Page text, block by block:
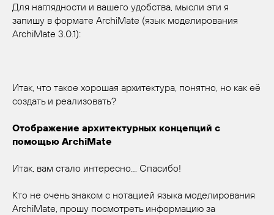
Для наглядности и вашего удобства, мысли эти я
запишу в формате ArchiMate (язык моделирования
ArchiMate 3.0.1):
Итак, что такое хорошая архитектура, понятно, но как её
создать и реализовать?
Отображение архитектурных концепций с
помощью ArchiMate
Итак, вам стало интересно… Спасибо!
Кто не очень знаком с нотацией языка моделирования
ArchiMate, прошу посмотреть информацию за